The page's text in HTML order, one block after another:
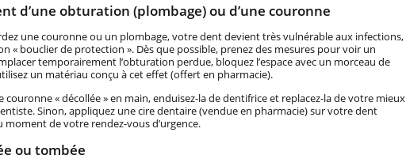
d’une obturation (plombage) ou d’une couronne
une couronne ou un plombage, votre dent devient très vulnérable aux infections,
« bouclier de protection ». Dès que possible, prenez des mesures pour voir un
temporairement l’obturation perdue, bloquez l’espace avec un morceau de
un matériau conçu à cet effet (offert en pharmacie).
couronne « décollée » en main, enduisez-la de dentifrice et replacez-la de votre mieux
Sinon, appliquez une cire dentaire (vendue en pharmacie) sur votre dent
moment de votre rendez-vous d’urgence.
ou tombée